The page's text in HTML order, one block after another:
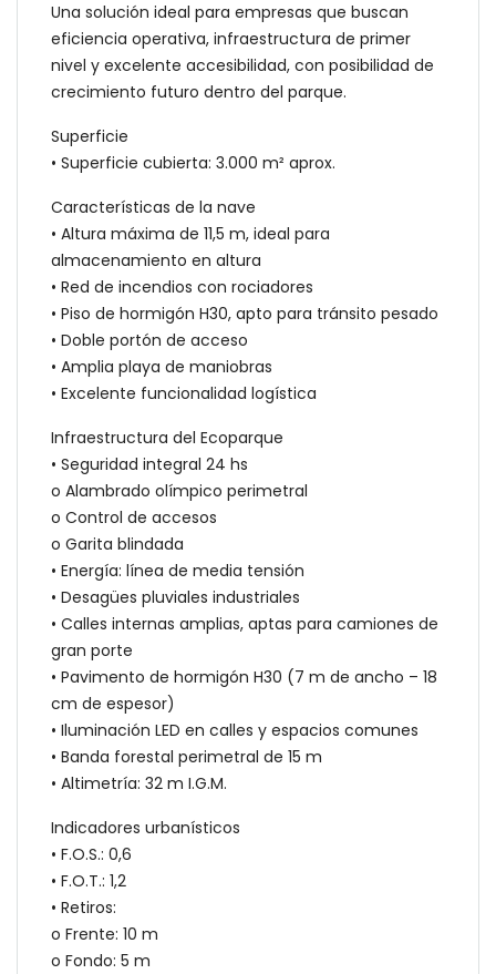
Una solución ideal para empresas que buscan
eficiencia operativa, infraestructura de primer
nivel y excelente accesibilidad, con posibilidad de
crecimiento futuro dentro del parque.
Superficie
• Superficie cubierta: 3.000 m² aprox.
Características de la nave
• Altura máxima de 11,5 m, ideal para
almacenamiento en altura
• Red de incendios con rociadores
• Piso de hormigón H30, apto para tránsito pesado
• Doble portón de acceso
• Amplia playa de maniobras
• Excelente funcionalidad logística
Infraestructura del Ecoparque
• Seguridad integral 24 hs
o Alambrado olímpico perimetral
o Control de accesos
o Garita blindada
• Energía: línea de media tensión
• Desagües pluviales industriales
• Calles internas amplias, aptas para camiones de
gran porte
• Pavimento de hormigón H30 (7 m de ancho – 18
cm de espesor)
• Iluminación LED en calles y espacios comunes
• Banda forestal perimetral de 15 m
• Altimetría: 32 m I.G.M.
Indicadores urbanísticos
• F.O.S.: 0,6
• F.O.T.: 1,2
• Retiros:
o Frente: 10 m
o Fondo: 5 m